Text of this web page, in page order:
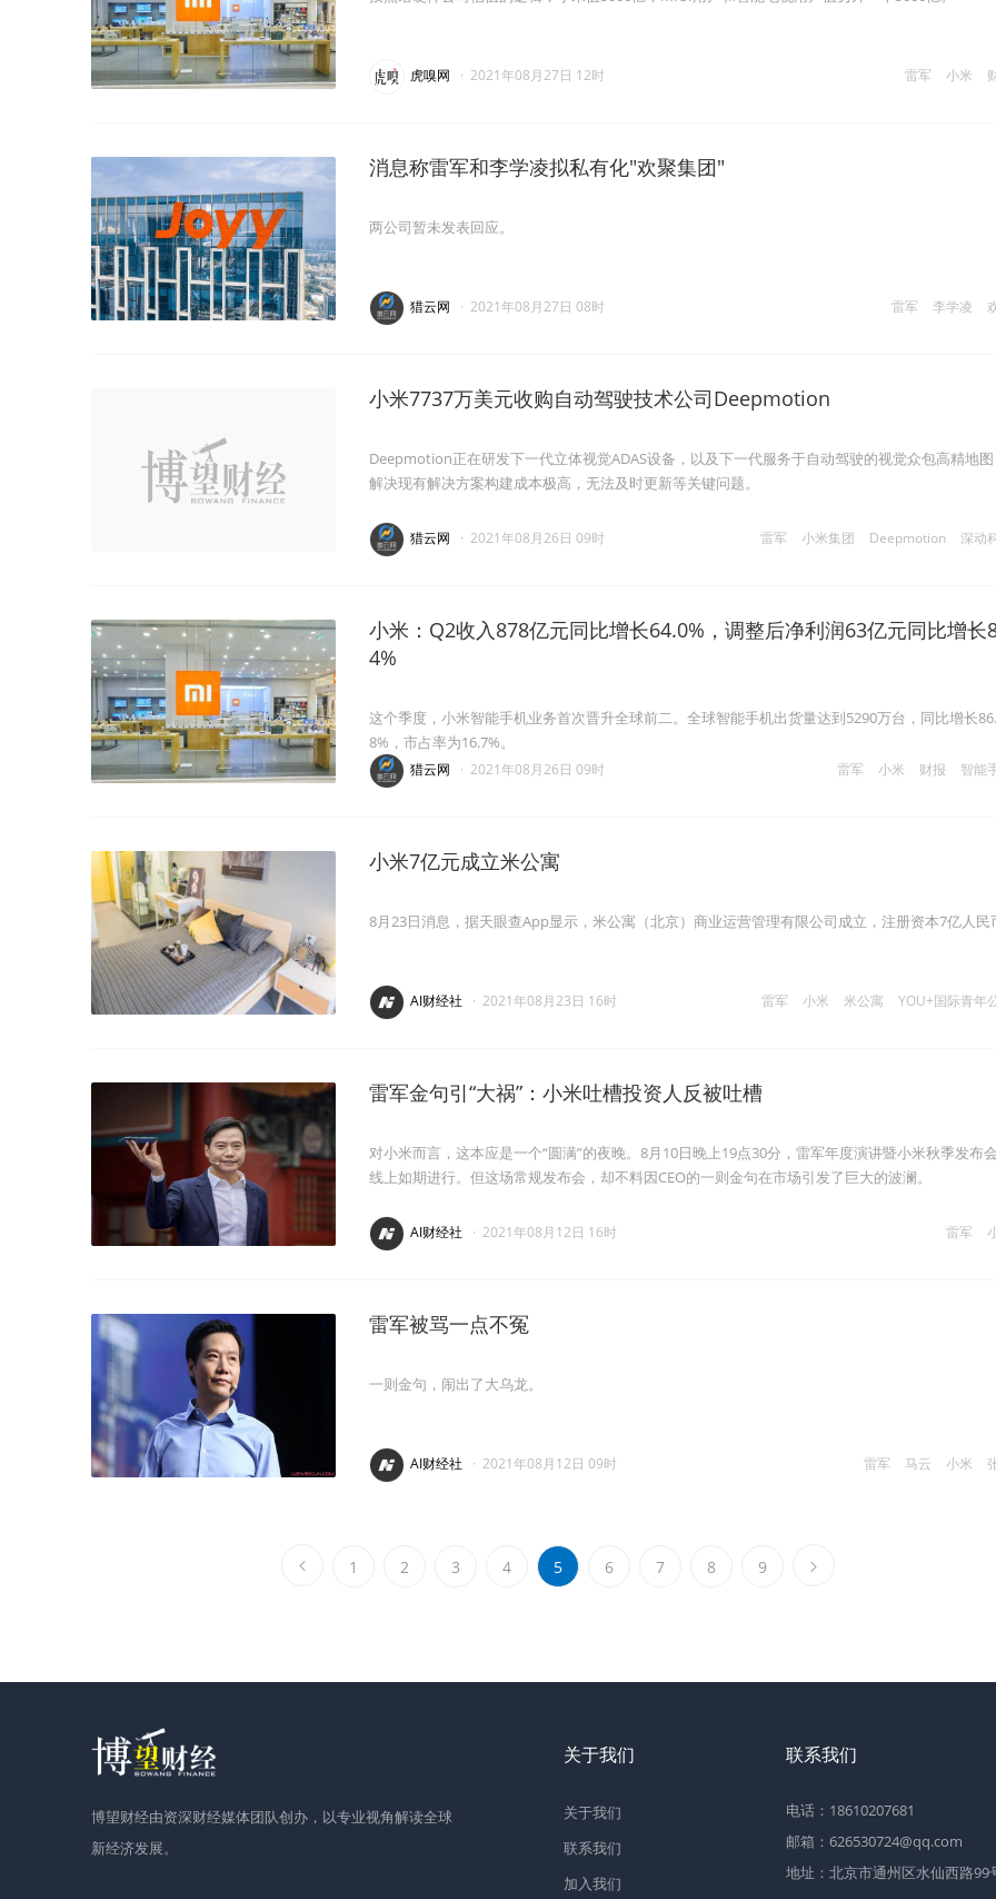
雷军 小米
虎嗅网 · 2021年08月27日 12时
消息称雷军和李学凌拟私有化"欢聚集团"
两公司暂未发表回应。
雷军 李学凌
猎云网 · 2021年08月27日 08时
小米7737万美元收购自动驾驶技术公司Deepmotion
Deepmotion正在研发下一代立体视觉ADAS设备，以及下一代服务于自动驾驶的视觉众包高精地
解决现有解决方案构建成本极高，无法及时更新等关键问题。
雷军 小米集团 Deepmotion 深动
猎云网 · 2021年08月26日 09时
小米：Q2收入878亿元同比增长64.0%，调整后净利润63亿元同比增长
4%
这个季度，小米智能手机业务首次晋升全球前二。全球智能手机出货量达到5290万台，同比增长86.
8%，市占率为16.7%。
雷军 小米 财报 智能
猎云网 · 2021年08月26日 09时
小米7亿元成立米公寓
8月23日消息，据天眼查App显示，米公寓（北京）商业运营管理有限公司成立，注册资本7亿人民
雷军 小米 米公寓 YOU+国际青年
AI财经社 · 2021年08月23日 16时
雷军金句引“大祸”：小米吐槽投资人反被吐槽
对小米而言，这本应是一个“圆满”的夜晚。8月10日晚上19点30分，雷军年度演讲暨小米秋季发布
线上如期进行。但这场常规发布会，却不料因CEO的一则金句在市场引发了巨大的波澜。
雷军
AI财经社 · 2021年08月12日 16时
雷军被骂一点不冤
一则金句，闹出了大乌龙。
雷军 马云 小米
AI财经社 · 2021年08月12日 09时
1 2 3 4 5 6 7 8 9
博望财经由资深财经媒体团队创办，以专业视角解读全球
新经济发展。
关于我们
关于我们
联系我们
加入我们
联系我们
电话：18610207681
邮箱：626530724@qq.com
地址：北京市通州区水仙西路99